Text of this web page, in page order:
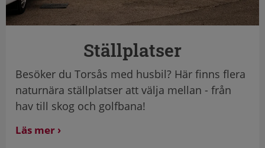
Ställplatser
Besöker du Torsås med husbil? Här finns flera
naturnära ställplatser att välja mellan - från
hav till skog och golfbana!
Läs mer